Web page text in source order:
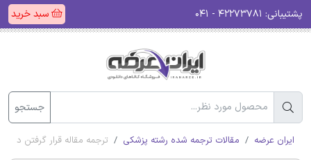
پشتیبانی: سبد خرید
جستجو
ایران عرضه مقالات ترجمه شده رشته پزشکی ترجمه مقاله قرار گرفتن در